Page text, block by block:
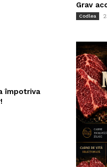
împotriva
Grav
Codlea